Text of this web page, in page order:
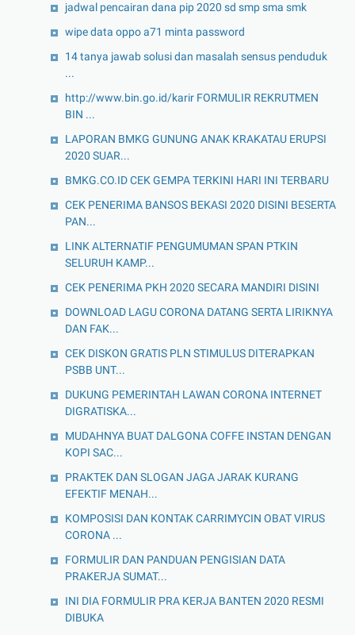
jadwal pencairan dana pip 2020 sd smp sma smk
wipe data oppo a71 minta password
14 tanya jawab solusi dan masalah sensus penduduk
...
http://www.bin.go.id/karir FORMULIR REKRUTMEN
BIN ...
LAPORAN BMKG GUNUNG ANAK KRAKATAU ERUPSI
2020 SUAR...
BMKG.CO.ID CEK GEMPA TERKINI HARI INI TERBARU
CEK PENERIMA BANSOS BEKASI 2020 DISINI BESERTA
PAN...
LINK ALTERNATIF PENGUMUMAN SPAN PTKIN
SELURUH KAMP...
CEK PENERIMA PKH 2020 SECARA MANDIRI DISINI
DOWNLOAD LAGU CORONA DATANG SERTA LIRIKNYA
DAN FAK...
CEK DISKON GRATIS PLN STIMULUS DITERAPKAN
PSBB UNT...
DUKUNG PEMERINTAH LAWAN CORONA INTERNET
DIGRATISKA...
MUDAHNYA BUAT DALGONA COFFE INSTAN DENGAN
KOPI SAC...
PRAKTEK DAN SLOGAN JAGA JARAK KURANG
EFEKTIF MENAH...
KOMPOSISI DAN KONTAK CARRIMYCIN OBAT VIRUS
CORONA ...
FORMULIR DAN PANDUAN PENGISIAN DATA
PRAKERJA SUMAT...
INI DIA FORMULIR PRA KERJA BANTEN 2020 RESMI
DIBUKA